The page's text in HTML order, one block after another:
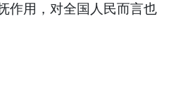
作用，对全国人民而言也